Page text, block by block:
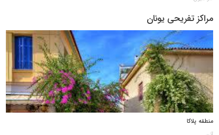
مراکز تفریحی یونان
منطقه پلاکا